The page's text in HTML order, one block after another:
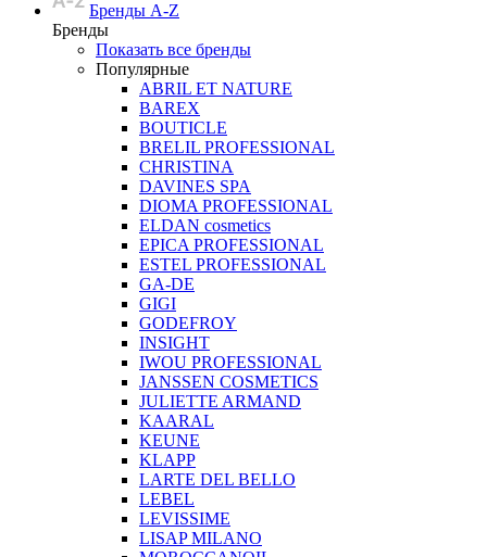
Бренды A-Z
Бренды
Показать все бренды
Популярные
ABRIL ET NATURE
BAREX
BOUTICLE
BRELIL PROFESSIONAL
CHRISTINA
DAVINES SPA
DIOMA PROFESSIONAL
ELDAN cosmetics
EPICA PROFESSIONAL
ESTEL PROFESSIONAL
GA-DE
GIGI
GODEFROY
INSIGHT
IWOU PROFESSIONAL
JANSSEN COSMETICS
JULIETTE ARMAND
KAARAL
KEUNE
KLAPP
LARTE DEL BELLO
LEBEL
LEVISSIME
LISAP MILANO